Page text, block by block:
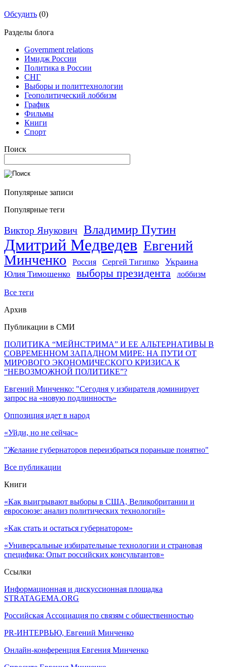
Обсудить (0)
Разделы блога
Government relations
Имидж России
Политика в России
СНГ
Выборы и политтехнологии
Геополитический лоббизм
График
Фильмы
Книги
Спорт
Поиск
Популярные записи
Популярные теги
Виктор Янукович Владимир Путин
Дмитрий Медведев Евгений
Минченко
Россия Сергей Тигипко Украина
Юлия Тимошенко выборы президента лоббизм
Все теги
Архив
Публикации в СМИ
ПОЛИТИКА “МЕЙНСТРИМА” И ЕЕ АЛЬТЕРНАТИВЫ В
СОВРЕМЕННОМ ЗАПАДНОМ МИРЕ: НА ПУТИ ОТ
МИРОВОГО ЭКОНОМИЧЕСКОГО КРИЗИСА К
“НЕВОЗМОЖНОЙ ПОЛИТИКЕ”?
Евгений Минченко: "Сегодня у избирателя доминирует
запрос на «новую подлинность»
Оппозиция идет в народ
«Уйди, но не сейчас»
"Желание губернаторов переизбраться пораньше понятно"
Все публикации
Книги
«Как выигрывают выборы в США, Великобритании и
евросоюзе: анализ политических технологий»
«Как стать и остаться губернатором»
«Универсальные избирательные технологии и страновая
специфика: Опыт российских консультантов»
Ссылки
Информационная и дискуссионная площадка
STRATAGEMA.ORG
Российская Ассоциация по связям с общественностью
PR-ИНТЕРВЬЮ, Евгений Минченко
Онлайн-конференция Евгения Минченко